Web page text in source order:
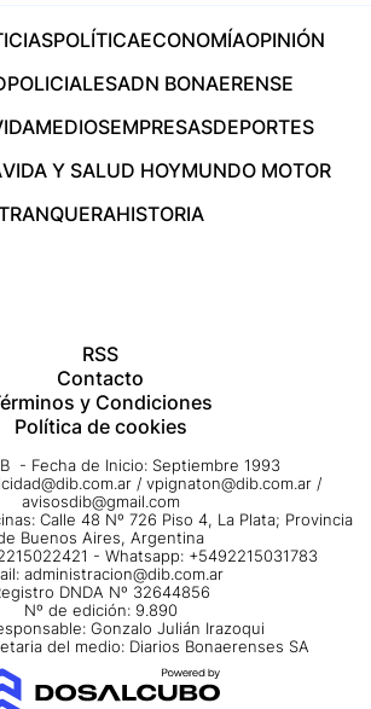
POLÍTICAECONOMÍAOPINIÓN
POLICIALESADN BONAERENSE
MEDIOSEMPRESASDEPORTES
VIDA Y SALUD HOYMUNDO MOTOR
HISTORIA
RSS
Contacto
y Condiciones
Política de cookies
- Fecha de Inicio: Septiembre 1993
/ vpignaton@dib.com.ar /
avisosdib@gmail.com
Calle 48 Nº 726 Piso 4, La Plata; Provincia
Buenos Aires, Argentina
- Whatsapp: +5492215031783
administracion@dib.com.ar
DNDA Nº 32644856
Nº de edición: 9.890
Gonzalo Julián Irazoqui
del medio: Diarios Bonaerenses SA